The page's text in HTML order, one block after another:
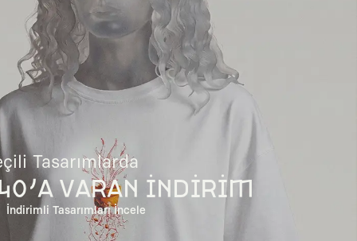
Tasarımlarda
VARAN İNDİRİM
İndirimli Tasarımları İncele